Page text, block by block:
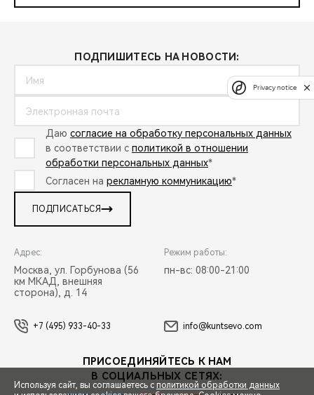
ПОДПИШИТЕСЬ НА НОВОСТИ:
Даю согласие на обработку персональных данных
в соответствии с политикой в отношении
обработки персональных данных*
Согласен на рекламную коммуникацию*
ПОДПИСАТЬСЯ
Адрес:
Москва, ул. Горбунова (56
км МКАД, внешняя
сторона), д. 14
Режим работы:
пн-вс: 08:00-21:00
+7 (495) 933-40-33 info@kuntsevo.com
ПРИСОЕДИНЯЙТЕСЬ К НАМ
В СОЦИАЛЬНЫХ СЕТЯХ:
Используя сайт, вы соглашаетесь с политикой обработки данных
Privacy notice